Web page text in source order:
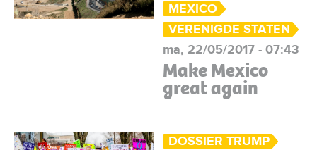
MEXICO
VERENIGDE STATEN
ma, 22/05/2017 - 07:43
Make Mexico
great again
DOSSIER TRUMP